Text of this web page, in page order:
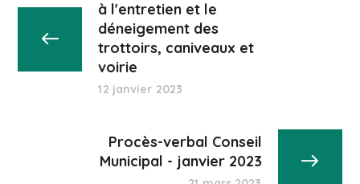
à l'entretien et le
déneigement des
trottoirs, caniveaux et
voirie
12 janvier 2023
Procès-verbal Conseil
Municipal - janvier 2023